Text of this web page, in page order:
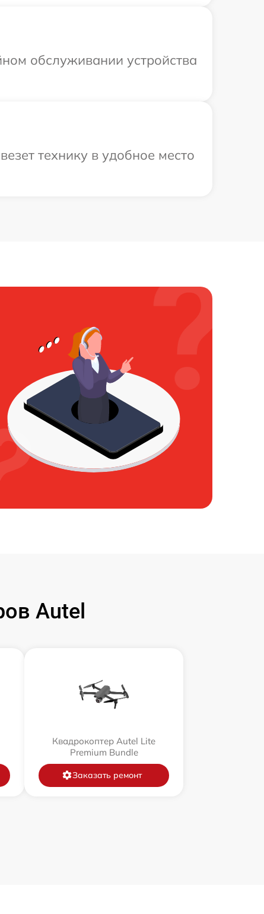
обслуживании устройства
технику в удобное место
Autel
Квадрокоптер Autel Lite
Premium Bundle
Заказать ремонт